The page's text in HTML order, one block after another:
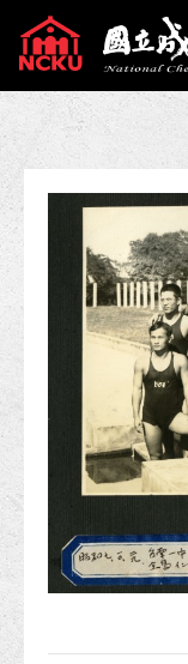
跳到主要內容
國立成
網頁導覽